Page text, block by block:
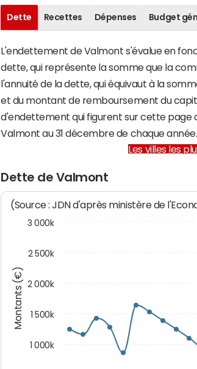
Dette Recettes Dépenses Budget
L'endettement de Valmont s'évalue en
dette, qui représente la somme que la
l'annuité de la dette, qui équivaut à la
et du montant de remboursement du
d'endettement qui figurent sur cette page
Valmont au 31 décembre de chaque année.
Les villes les
Dette de Valmont
Montants (€)
(Source : JDN d'après ministère de
1 000k
1 500k
2 000k
2 500k
3 000k